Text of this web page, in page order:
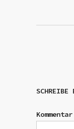
SCHREIBE
Kommentar